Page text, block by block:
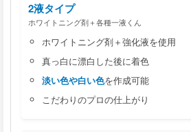
2液タイプ
ホワイトニング剤＋各種一液くん
ホワイトニング剤＋強化液を使用
真っ白に漂白した後に着色
淡い色や白い色を作成可能
こだわりのプロの仕上がり